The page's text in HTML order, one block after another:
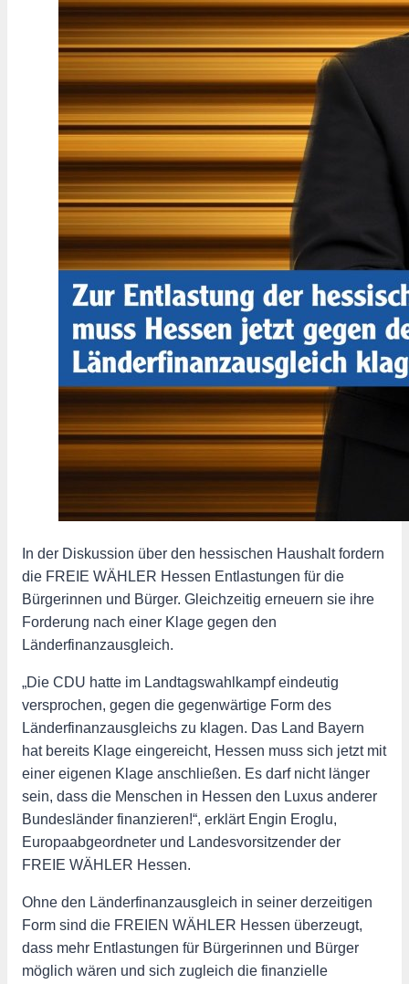
In der Diskussion über den hessischen Haushalt fordern
die FREIE WÄHLER Hessen Entlastungen für die
Bürgerinnen und Bürger. Gleichzeitig erneuern sie ihre
Forderung nach einer Klage gegen den
Länderfinanzausgleich.
„Die CDU hatte im Landtagswahlkampf eindeutig
versprochen, gegen die gegenwärtige Form des
Länderfinanzausgleichs zu klagen. Das Land Bayern
hat bereits Klage eingereicht, Hessen muss sich jetzt mit
einer eigenen Klage anschließen. Es darf nicht länger
sein, dass die Menschen in Hessen den Luxus anderer
Bundesländer finanzieren!“, erklärt Engin Eroglu,
Europaabgeordneter und Landesvorsitzender der
FREIE WÄHLER Hessen.
Ohne den Länderfinanzausgleich in seiner derzeitigen
Form sind die FREIEN WÄHLER Hessen überzeugt,
dass mehr Entlastungen für Bürgerinnen und Bürger
möglich wären und sich zugleich die finanzielle